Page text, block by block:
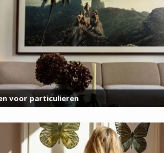
voor particulieren